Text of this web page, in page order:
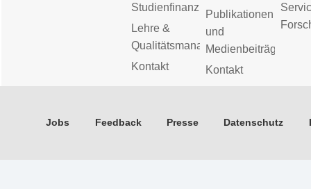
Studienfinanzierung
Lehre &
Qualitätsmanagement
Kontakt
Publikationen
und
Medienbeiträge
Kontakt
Jobs Feedback Presse Datenschutz